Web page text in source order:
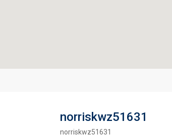
norriskwz51631
norriskwz51631